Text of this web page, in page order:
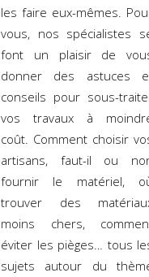
les faire eux-mêmes.
vous, nos spécialistes
font un plaisir de
donner des astuces
conseils pour sous-
vos travaux à
coût. Comment choisir
artisans, faut-il ou
fournir le matériel,
trouver des
moins chers,
éviter les pièges… tous
sujets autour du